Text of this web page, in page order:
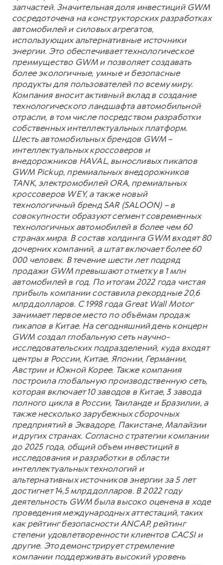
запчастей. Значительная доля инвестиций GWM
сосредоточена на конструкторских разработках
автомобилей и силовых агрегатов,
использующих альтернативные источники
энергии. Это обеспечивает технологическое
преимущество GWM и позволяет создавать
более экологичные, умные и безопасные
продукты для пользователей по всему миру.
Компания вносит активный вклад в создание
технологического ландшафта автомобильной
отрасли, в том числе посредством разработки
собственных интеллектуальных платформ.
Шесть автомобильных брендов GWM –
интеллектуальных кроссоверов и
внедорожников HAVAL, выносливых пикапов
GWM Pickup, премиальных внедорожников
TANK, электромобилей ORA, премиальных
кроссоверов WEY, а также новый
технологичный бренд SAR (SALOON) – в
совокупности образуют сегмент современных
технологичных автомобилей в более чем 60
странах мира. В состав холдинга GWM входят 80
дочерних компаний, а штат включает более 60
000 человек. В течение шести лет подряд
продажи GWM превышают отметку в 1 млн
автомобилей в год. По итогам 2022 года чистая
прибыль компании составила рекордные 20,6
млрд долларов. С 1998 года Great Wall Motor
занимает первое место по объёмам продаж
пикапов в Китае. На сегодняшний день концерн
GWM создал глобальную сеть научно-
исследовательских подразделений, куда входят
центры в России, Китае, Японии, Германии,
Австрии и Южной Корее. Также компания
построила глобальную производственную сеть,
которая включает 10 заводов в Китае, 3 завода
полного цикла в России, Таиланде и Бразилии, а
также несколько зарубежных сборочных
предприятий в Эквадоре, Пакистане, Малайзии
и других странах. Согласно стратегии компании
до 2025 года, общий объем инвестиций в
исследования и разработки в области
интеллектуальных технологий и
альтернативных источников энергии за 5 лет
достигнет 14,5 млрд долларов. В 2022 году
деятельность GWM была высоко оценена в ходе
проведения международных аттестаций, таких
как рейтинг безопасности ANCAP, рейтинг
степени удовлетворенности клиентов CACSI и
другие. Это демонстрирует стремление
компании поддерживать высокий уровень